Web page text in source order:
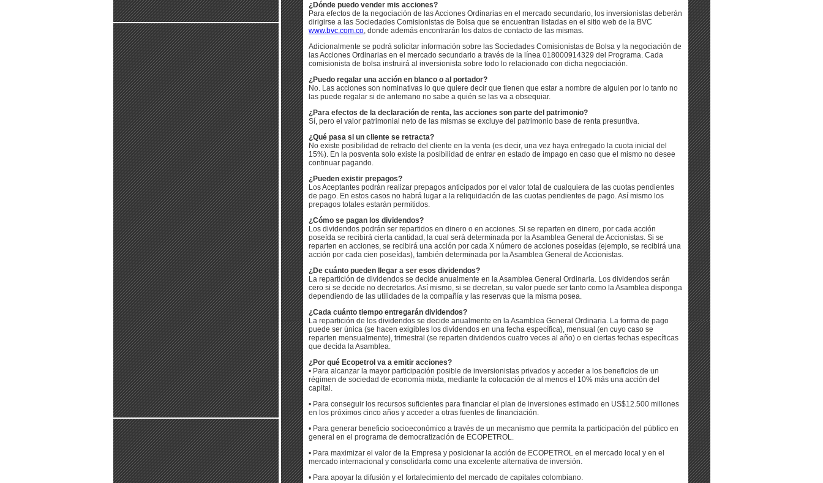
¿Dónde puedo vender mis acciones?
Para efectos de la negociación de las Acciones Ordinarias en el mercado secundario, los inversionistas deberán
dirigirse a las Sociedades Comisionistas de Bolsa que se encuentran listadas en el sitio web de la BVC
www.bvc.com.co, donde además encontrarán los datos de contacto de las mismas.
Adicionalmente se podrá solicitar información sobre las Sociedades Comisionistas de Bolsa y la negociación de
las Acciones Ordinarias en el mercado secundario a través de la línea 018000914329 del Programa. Cada
comisionista de bolsa instruirá al inversionista sobre todo lo relacionado con dicha negociación.
¿Puedo regalar una acción en blanco o al portador?
No. Las acciones son nominativas lo que quiere decir que tienen que estar a nombre de alguien por lo tanto no
las puede regalar si de antemano no sabe a quién se las va a obsequiar.
¿Para efectos de la declaración de renta, las acciones son parte del patrimonio?
Sí, pero el valor patrimonial neto de las mismas se excluye del patrimonio base de renta presuntiva.
¿Qué pasa si un cliente se retracta?
No existe posibilidad de retracto del cliente en la venta (es decir, una vez haya entregado la cuota inicial del
15%). En la posventa solo existe la posibilidad de entrar en estado de impago en caso que el mismo no desee
continuar pagando.
¿Pueden existir prepagos?
Los Aceptantes podrán realizar prepagos anticipados por el valor total de cualquiera de las cuotas pendientes
de pago. En estos casos no habrá lugar a la reliquidación de las cuotas pendientes de pago. Así mismo los
prepagos totales estarán permitidos.
¿Cómo se pagan los dividendos?
Los dividendos podrán ser repartidos en dinero o en acciones. Si se reparten en dinero, por cada acción
poseída se recibirá cierta cantidad, la cual será determinada por la Asamblea General de Accionistas. Si se
reparten en acciones, se recibirá una acción por cada X número de acciones poseídas (ejemplo, se recibirá una
acción por cada cien poseídas), también determinada por la Asamblea General de Accionistas.
¿De cuánto pueden llegar a ser esos dividendos?
La repartición de dividendos se decide anualmente en la Asamblea General Ordinaria. Los dividendos serán
cero si se decide no decretarlos. Así mismo, si se decretan, su valor puede ser tanto como la Asamblea disponga
dependiendo de las utilidades de la compañía y las reservas que la misma posea.
¿Cada cuánto tiempo entregarán dividendos?
La repartición de los dividendos se decide anualmente en la Asamblea General Ordinaria. La forma de pago
puede ser única (se hacen exigibles los dividendos en una fecha específica), mensual (en cuyo caso se
reparten mensualmente), trimestral (se reparten dividendos cuatro veces al año) o en ciertas fechas específicas
que decida la Asamblea.
¿Por qué Ecopetrol va a emitir acciones?
• Para alcanzar la mayor participación posible de inversionistas privados y acceder a los beneficios de un
régimen de sociedad de economía mixta, mediante la colocación de al menos el 10% más una acción del
capital.
• Para conseguir los recursos suficientes para financiar el plan de inversiones estimado en US$12.500 millones
en los próximos cinco años y acceder a otras fuentes de financiación.
• Para generar beneficio socioeconómico a través de un mecanismo que permita la participación del público en
general en el programa de democratización de ECOPETROL.
• Para maximizar el valor de la Empresa y posicionar la acción de ECOPETROL en el mercado local y en el
mercado internacional y consolidarla como una excelente alternativa de inversión.
• Para apoyar la difusión y el fortalecimiento del mercado de capitales colombiano.